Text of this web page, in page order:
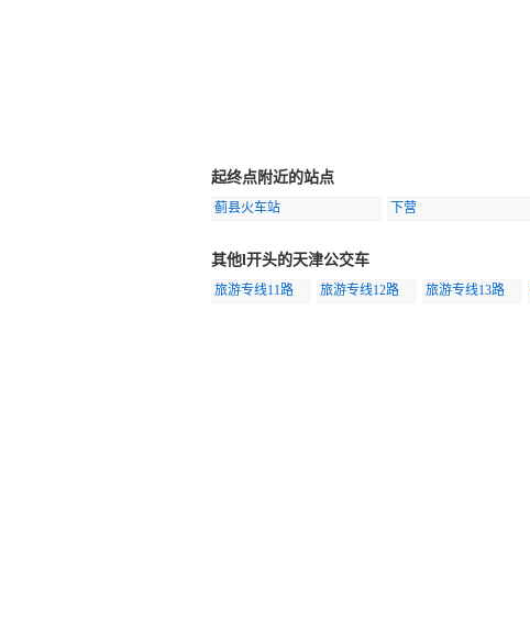
起终点附近的站点
蓟县火车站 下营
其他l开头的天津公交车
旅游专线11路 旅游专线12路 旅游专线13路